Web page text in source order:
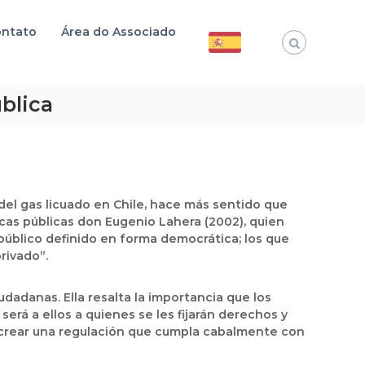
Área do Associado
gas licuado en Chile, hace más sentido que
públicas don Eugenio Lahera (2002), quien
definido en forma democrática; los que
Ella resalta la importancia que los
a ellos a quienes se les fijarán derechos y
una regulación que cumpla cabalmente con